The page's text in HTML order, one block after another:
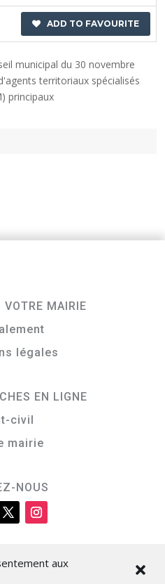
aux
ADD TO FAVOURITE
municipal du 30 novembre
territoriaux spécialisés
principaux
VOTRE MAIRIE
légales
EN LIGNE
civil
mairie
NOUS